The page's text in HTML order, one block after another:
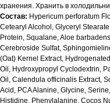
хранения. Хранить в
Состав: Hypericum perforatum
Cetearyl Alcohol, Glyceryl
Protein, Squalane, Aloe
Cerebroside Sulfat,
(Oat) Kernel Extract,
Oil, Hydroxypropyl Cyclodextrin,
Oil, Calendula officinalis Extract,
Acid, PCA Alanine, Glycine,
Histidine, Phenylalanine, Cocos